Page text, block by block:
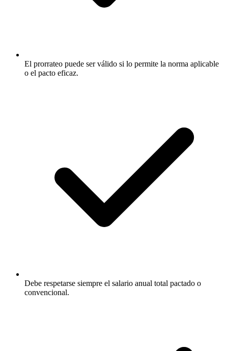
El prorrateo puede ser válido si lo permite la norma aplicable
o el pacto eficaz.
Debe respetarse siempre el salario anual total pactado o
convencional.